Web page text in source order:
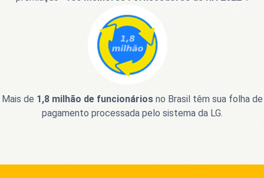
Mais de 1,8 milhão de funcionáriosno Brasil têm sua folha de
pagamento processada pelo sistema da LG.